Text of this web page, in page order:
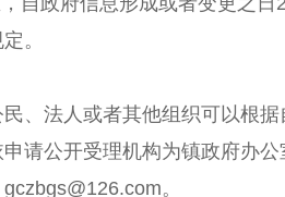
。
法人或者其他组织可以根据
请公开受理机构为镇政府办
gczbgs@126.com。